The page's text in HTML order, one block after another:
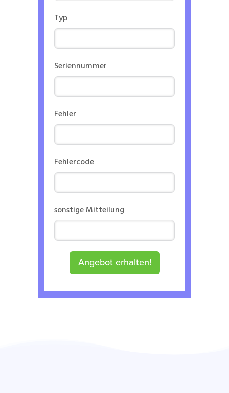
Typ
Seriennummer
Fehler
Fehlercode
sonstige Mitteilung
Angebot erhalten!